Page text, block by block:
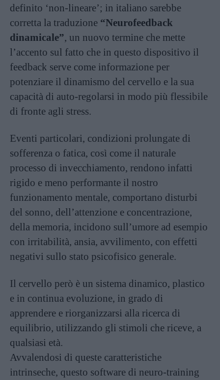
definito ‘non-lineare’; in italiano sarebbe
corretta la traduzione “Neurofeedback
dinamicale”, un nuovo termine che mette
l’accento sul fatto che in questo dispositivo il
feedback serve come informazione per
potenziare il dinamismo del cervello e la sua
capacità di auto-regolarsi in modo più flessibile
di fronte agli stress.
Eventi particolari, condizioni prolungate di
sofferenza o fatica, così come il naturale
processo di invecchiamento, rendono infatti
rigido e meno performante il nostro
funzionamento mentale, comportano disturbi
del sonno, dell’attenzione e concentrazione,
della memoria, incidono sull’umore ad esempio
con irritabilità, ansia, avvilimento, con effetti
negativi sullo stato psicofisico generale.
Il cervello però è un sistema dinamico, plastico
e in continua evoluzione, in grado di
apprendere e riorganizzarsi alla ricerca di
equilibrio, utilizzando gli stimoli che riceve, a
qualsiasi età.
Avvalendosi di queste caratteristiche
intrinseche, questo software di neuro-training